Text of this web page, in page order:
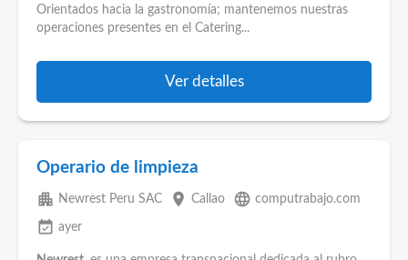
Orientados hacia la gastronomía; mantenemos nuestras
operaciones presentes en el Catering...
Ver detalles
Operario de limpieza
apartment Newrest Peru SAC place Callao language computrabajo.com
event_available ayer